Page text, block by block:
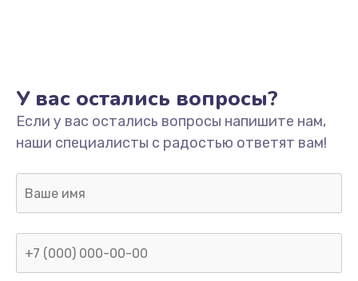
У вас остались вопросы?
Если у вас остались вопросы напишите нам,
наши специалисты с радостью ответят вам!